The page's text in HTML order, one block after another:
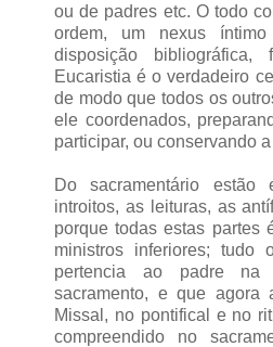
ou de padres etc. O todo
ordem, um nexus
disposição
Eucaristia é o verdadeiro
de modo que todos os
ele coordenados,
participar, ou conservando
Do sacramentário estão
introitos, as leituras, as
porque todas estas partes
ministros inferiores; tudo
pertencia ao padre na
sacramento, e que agora
Missal, no pontifical e no
compreendido no